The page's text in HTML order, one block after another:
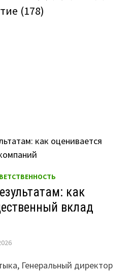
(178)
как
вклад
Генеральный директор